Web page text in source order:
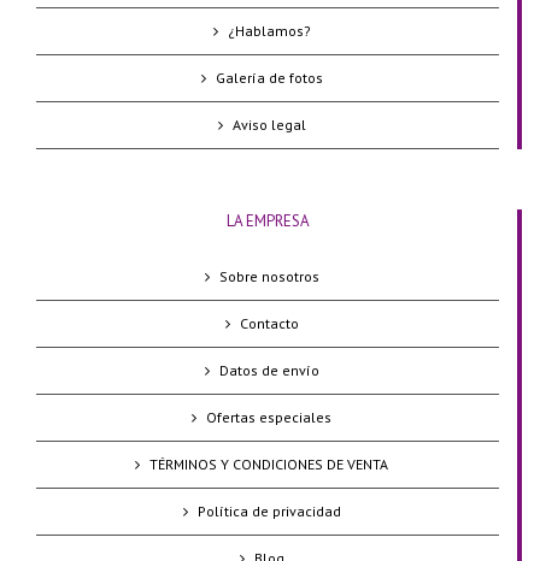
¿Hablamos?
Galería de fotos
Aviso legal
LA EMPRESA
Sobre nosotros
Contacto
Datos de envío
Ofertas especiales
TÉRMINOS Y CONDICIONES DE VENTA
Política de privacidad